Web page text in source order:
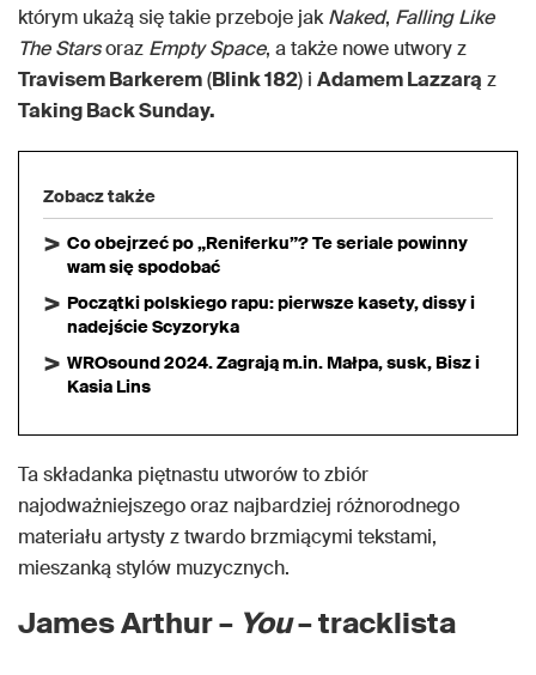
którym ukażą się takie przeboje jakNaked, Falling Like
The Starsoraz Empty Space, a także nowe utwory z
Travisem Barkerem(Blink 182) i Adamem Lazzarą z
Taking Back Sunday.
Zobacz także
Co obejrzeć po „Reniferku”? Te seriale powinny
wam się spodobać
Początki polskiego rapu: pierwsze kasety, dissy i
nadejście Scyzoryka
WROsound 2024. Zagrają m.in. Małpa, susk, Bisz i
Kasia Lins
Ta składanka piętnastu utworów to zbiór
najodważniejszego oraz najbardziej różnorodnego
materiału artysty z twardo brzmiącymi tekstami,
mieszanką stylów muzycznych.
James Arthur – You– tracklista